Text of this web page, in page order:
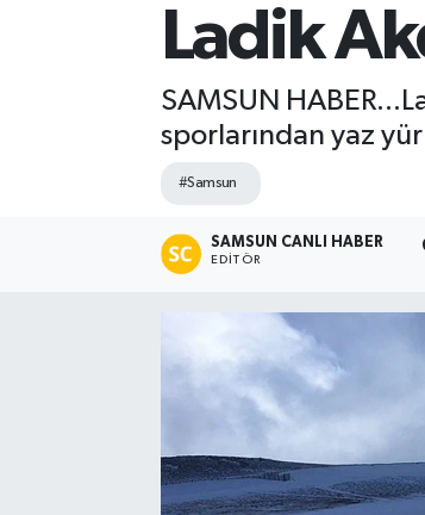
Ladik
SAMSUN
sporlarından yaz
#Samsun
SAMSUN CANLI HABER
EDITÖR
Samsun Trafik Yoğunluk Haritası
Süper Lig Puan Durumu ve Fikstür
Tüm Manşetler
Son Dakika Haberleri